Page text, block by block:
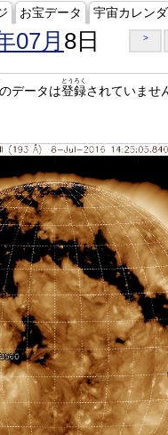
お宝データ 宇宙カレン
07月 8日 >
のデータは登録
とうろく
されていませ